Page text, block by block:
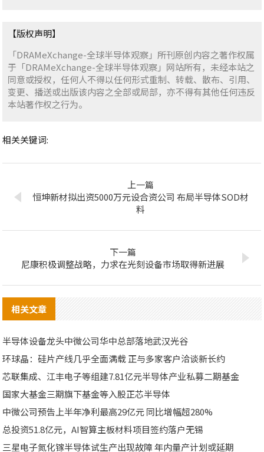
【版权声明】
「DRAMeXchange-全球半导体观察」所刊原创内容之著作权属
于「DRAMeXchange-全球半导体观察」网站所有，未经本站之
同意或授权，任何人不得以任何形式重制、转载、散布、引用、
变更、播送或出版该内容之全部或局部，亦不得有其他任何违反
本站著作权之行为。
相关关键词:
上一篇
恒坤新材拟出资5000万元设合资公司 布局半导体SOD材
料
下一篇
尼康积极调整战略，力求在光刻设备市场取得新进展
相关文章
半导体设备龙头中微公司华中总部落地武汉光谷
环球晶：硅片产线几乎全面满载 正与多家客户洽谈新长约
芯联集成、江丰电子等组建7.81亿元半导体产业私募二期基金
国家大基金三期旗下基金等入股正芯半导体
中微公司预告上半年净利最高29亿元 同比增幅超280%
总投资51.8亿元，AI智算主板材料项目签约落户无锡
三星电子氮化镓半导体试生产出现故障 年内量产计划或延期